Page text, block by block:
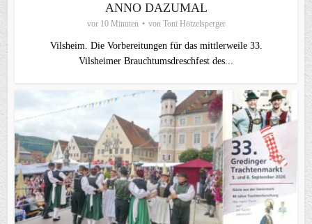
ANNO DAZUMAL
vor 10 Minuten von Toni Hötzelsperger
Vilsheim. Die Vorbereitungen für das mittlerweile 33.
Vilsheimer Brauchtumsdreschfest des...